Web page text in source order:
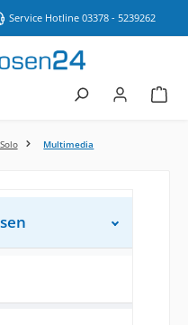
Service Hotline 03378 - 5239262
Solo Multimedia